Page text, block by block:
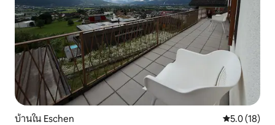
บ้านใน Eschen คะแนนเฉลี่ย
5.0 (18)